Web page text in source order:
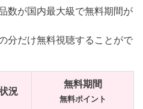
数が国内最大級で無料期間が
分だけ無料視聴することがで
況
無料期間
無料ポイント